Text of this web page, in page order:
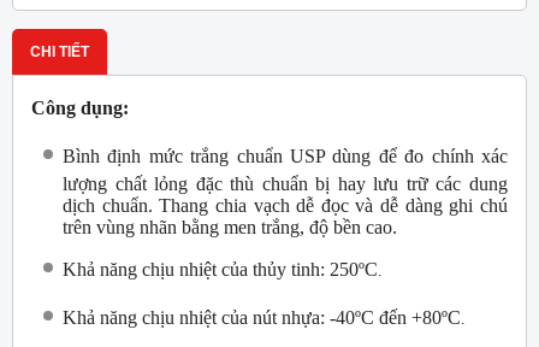
CHI TIẾT
Công dụng:
Bình định mức trắng chuẩn USP dùng để đo chính xác
lượng chất lỏng đặc thù chuẩn bị hay lưu trữ các dung
dịch chuẩn. Thang chia vạch dễ đọc và dễ dàng ghi chú
trên vùng nhãn bằng men trắng, độ bền cao.
Khả năng chịu nhiệt của thủy tinh: 250ºC
Khả năng chịu nhiệt của nút nhựa: -40ºC đến +80ºC